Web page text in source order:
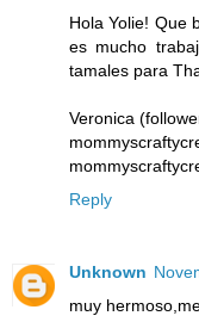
Hola Yolie! Que
es mucho
tamales para
Veronica
Reply
Unknown
muy